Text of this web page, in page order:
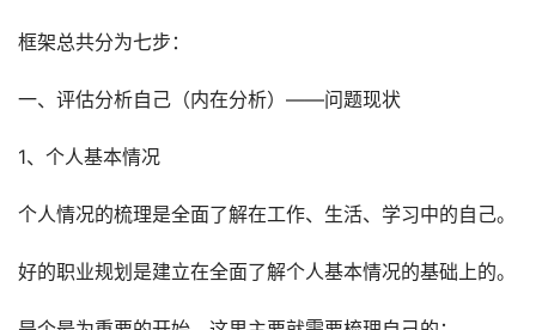
框架总共分为七步：
一、评估分析自己（内在分析）——问题现状
1、个人基本情况
个人情况的梳理是全面了解在工作、生活、学习中的自己。
好的职业规划是建立在全面了解个人基本情况的基础上的。